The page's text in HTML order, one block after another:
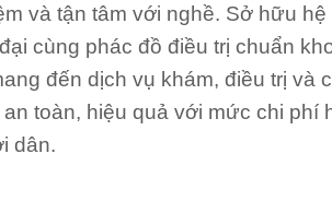
và tận tâm với nghề. Sở hữu
cùng phác đồ điều trị chuẩn
đến dịch vụ khám, điều trị và
an toàn, hiệu quả với mức chi phí
dân.